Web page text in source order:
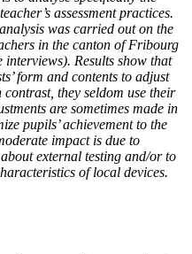
assessment practices.
was carried out on the
in the canton of Fribourg
Results show that
form and contents to adjust
they seldom use their
are sometimes made in
pupils’ achievement to the
impact is due to
external testing and/or to
of local devices.